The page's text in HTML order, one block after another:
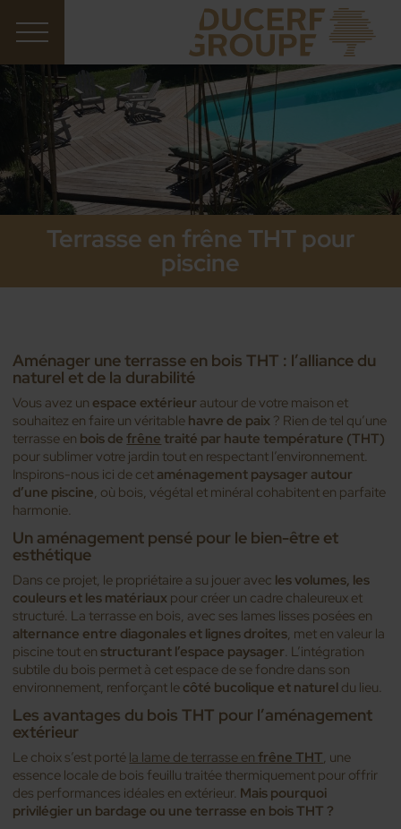
Terrasse en frêne THT pour
piscine
Aménager une terrasse en bois THT : l’alliance du
naturel et de la durabilité
Vous avez un espace extérieur autour de votre maison et
souhaitez en faire un véritable havre de paix ? Rien de tel qu’une
terrasse en bois defrêne traité par haute température (THT)
pour sublimer votre jardin tout en respectant l’environnement.
Inspirons-nous ici de cet aménagement paysager autour
d’une piscine, où bois, végétal et minéral cohabitent en parfaite
harmonie.
Un aménagement pensé pour le bien-être et
esthétique
Dans ce projet, le propriétaire a su jouer avec les volumes, les
couleurs et les matériaux pour créer un cadre chaleureux et
structuré. La terrasse en bois, avec ses lames lisses posées en
alternance entre diagonales et lignes droites, met en valeur la
piscine tout enstructurant l’espace paysager. L’intégration
subtile du bois permet à cet espace de se fondre dans son
environnement, renforçant le côté bucolique et naturel du lieu.
Les avantages du bois THT pour l’aménagement
extérieur
Le choix s’est porté la lame de terrasse enfrêne THT, une
essence locale de bois feuillu traitée thermiquement pour offrir
des performances idéales en extérieur. Mais pourquoi
privilégier un bardage ou une terrasse en bois THT ?